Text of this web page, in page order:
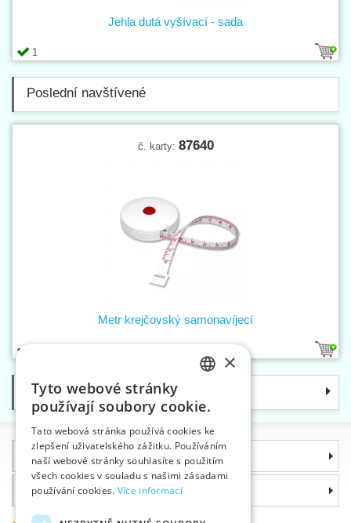
1
Jehla dutá vyšívací - sada
Poslední navštívené
č. karty: 87640
Metr krejčovský samonavíjecí
Kategorie
Informace
Proč si zvolit právě nás
ENGLISH
GERMAN
×
Tyto webové stránky
používají soubory cookie.
Tato webová stránka používá cookies ke
zlepšení uživatelského zážitku. Používáním
naší webové stránky souhlasíte s použitím
všech cookies v souladu s našimi zásadami
používání cookies. Více informací